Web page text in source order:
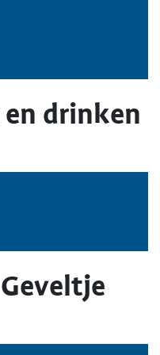
en drinken